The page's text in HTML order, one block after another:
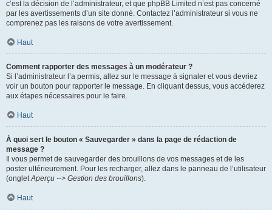
c’est la décision de l’administrateur, et que phpBB Limited n’est pas concerné
par les avertissements d’un site donné. Contactez l’administrateur si vous ne
comprenez pas les raisons de votre avertissement.
Haut
Comment rapporter des messages à un modérateur ?
Si l’administrateur l’a permis, allez sur le message à signaler et vous devriez
voir un bouton pour rapporter le message. En cliquant dessus, vous accéderez
aux étapes nécessaires pour le faire.
Haut
À quoi sert le bouton « Sauvegarder » dans la page de rédaction de
message ?
Il vous permet de sauvegarder des brouillons de vos messages et de les
poster ultérieurement. Pour les recharger, allez dans le panneau de l’utilisateur
(ongletAperçu --> Gestion des brouillons).
Haut